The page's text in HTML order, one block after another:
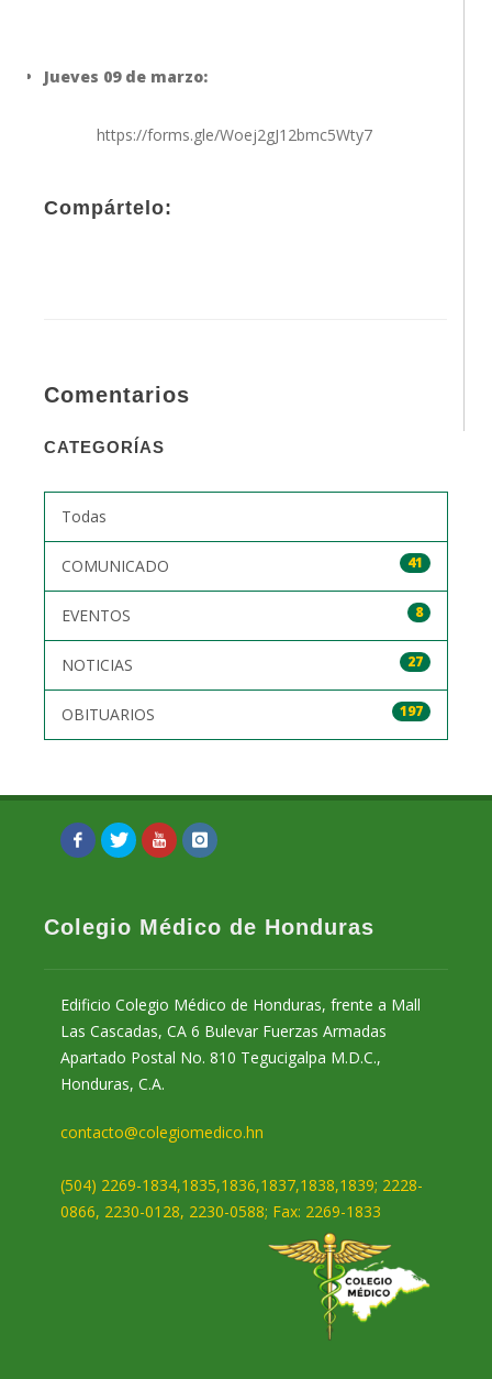
Jueves 09 de marzo:
https://forms.gle/Woej2gJ12bmc5Wty7
Compártelo:
Comentarios
CATEGORÍAS
Todas
41
COMUNICADO
8
EVENTOS
27
NOTICIAS
197
OBITUARIOS
Colegio Médico de Honduras
Edificio Colegio Médico de Honduras, frente a Mall
Las Cascadas, CA 6 Bulevar Fuerzas Armadas
Apartado Postal No. 810 Tegucigalpa M.D.C.,
Honduras, C.A.
contacto@colegiomedico.hn
(504) 2269-1834,1835,1836,1837,1838,1839; 2228-
0866, 2230-0128, 2230-0588; Fax: 2269-1833